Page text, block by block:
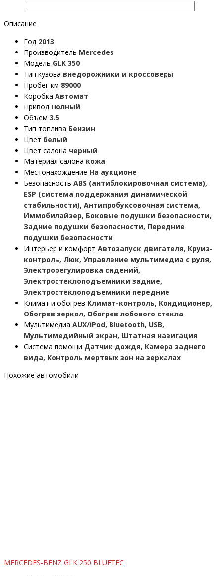
Описание
Год 2013
Производитель Mercedes
Модель GLK 350
Тип кузова внедорожники и кроссоверы
Пробег км 89000
Коробка Автомат
Привод Полный
Объем 3.5
Тип топлива Бензин
Цвет белый
Цвет салона черный
Материал салона кожа
Местонахождение На аукционе
Безопасность ABS (антиблокировочная система),
ESP (система поддержания динамической
стабильности), Антипробуксовочная система,
Иммобилайзер, Боковые подушки безопасности,
Задние подушки безопасности, Передние
подушки безопасности
Интерьер и комфорт Автозапуск двигателя, Круиз-
контроль, Люк, Управление мультимедиа с руля,
Электрорегулировка сидений,
Электростеклоподъемники задние,
Электростеклоподъемники передние
Климат и обогрев Климат-контроль, Кондиционер,
Обогрев зеркал, Обогрев лобового стекла
Мультимедиа AUX/iPod, Bluetooth, USB,
Мультимедийный экран, Штатная навигация
Система помощи Датчик дождя, Камера заднего
вида, Контроль мертвых зон на зеркалах
Похожие автомобили
MERCEDES-BENZ GLK 250 BLUETEC